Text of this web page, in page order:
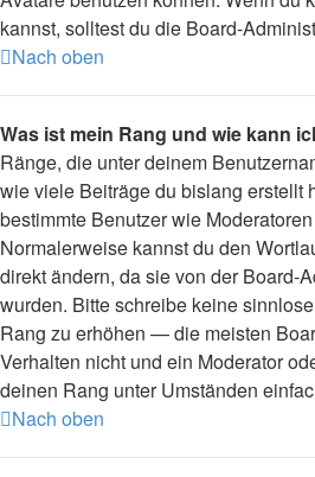
kannst, solltest du die Board-
Nach oben
Was ist mein Rang und wie kann
Ränge, die unter deinem
wie viele Beiträge du bislang erstellt
bestimmte Benutzer wie
Normalerweise kannst du den
direkt ändern, da sie von der Board-
wurden. Bitte schreibe keine
Rang zu erhöhen — die meisten
Verhalten nicht und ein Moderator
deinen Rang unter Umständen
Nach oben